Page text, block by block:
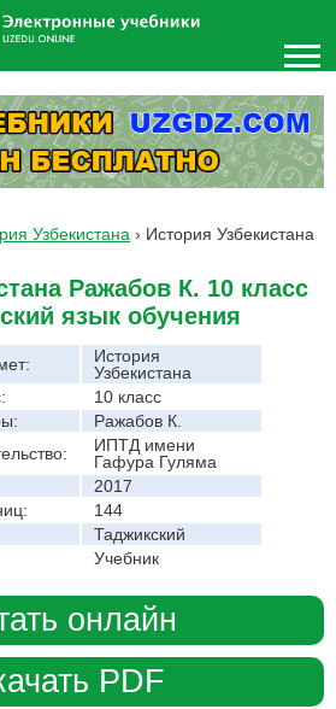
Узбекистана › История Узбекистана
Ражабов К. 10 класс
язык обучения
История
Узбекистана
10 класс
Ражабов К.
ИПТД имени
Гафура Гуляма
2017
144
Таджикский
Учебник
онлайн
PDF